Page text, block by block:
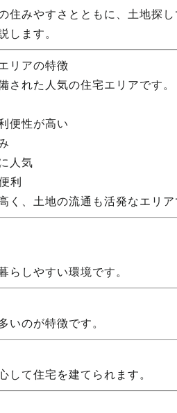
住みやすさとともに、土地探
します。
リアの特徴
された人気の住宅エリアです。
便性が高い
人気
利
く、土地の流通も活発なエリ
らしやすい環境です。
いのが特徴です。
して住宅を建てられます。